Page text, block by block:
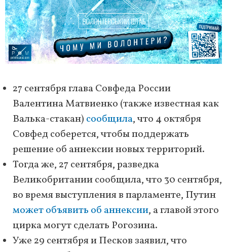
27 сентября глава Совфеда России
Валентина Матвиенко (также известная как
Валька-стакан) сообщила, что 4 октября
Совфед соберется, чтобы поддержать
решение об аннексии новых территорий.
Тогда же, 27 сентября, разведка
Великобритании сообщила, что 30 сентября,
во время выступления в парламенте, Путин
может объявить об аннексии, а главой этого
цирка могут сделать Рогозина.
Уже 29 сентября и Песков заявил, что